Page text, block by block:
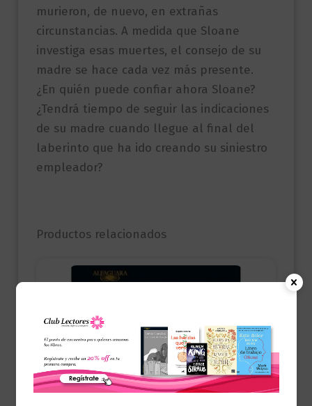
murieron, de nuevo, en extrañas
circunstancias. A medida que Sloane
investiga esas muertes, el consejo de su
madre se hace cada vez más presente.
¿En quién puede confiar ahora Sloane?
¿Tendrá tiempo de seguir las indicaciones
de su madre cuando llegue al final del
laberinto que ha ido creando su siniestro
empleador?
Productos relacionados